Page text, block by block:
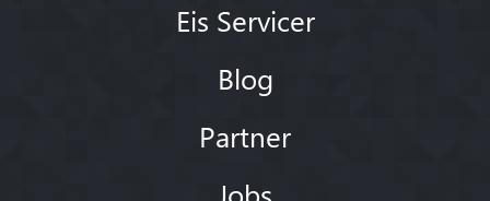
Eis Servicer
Blog
Partner
Jobs